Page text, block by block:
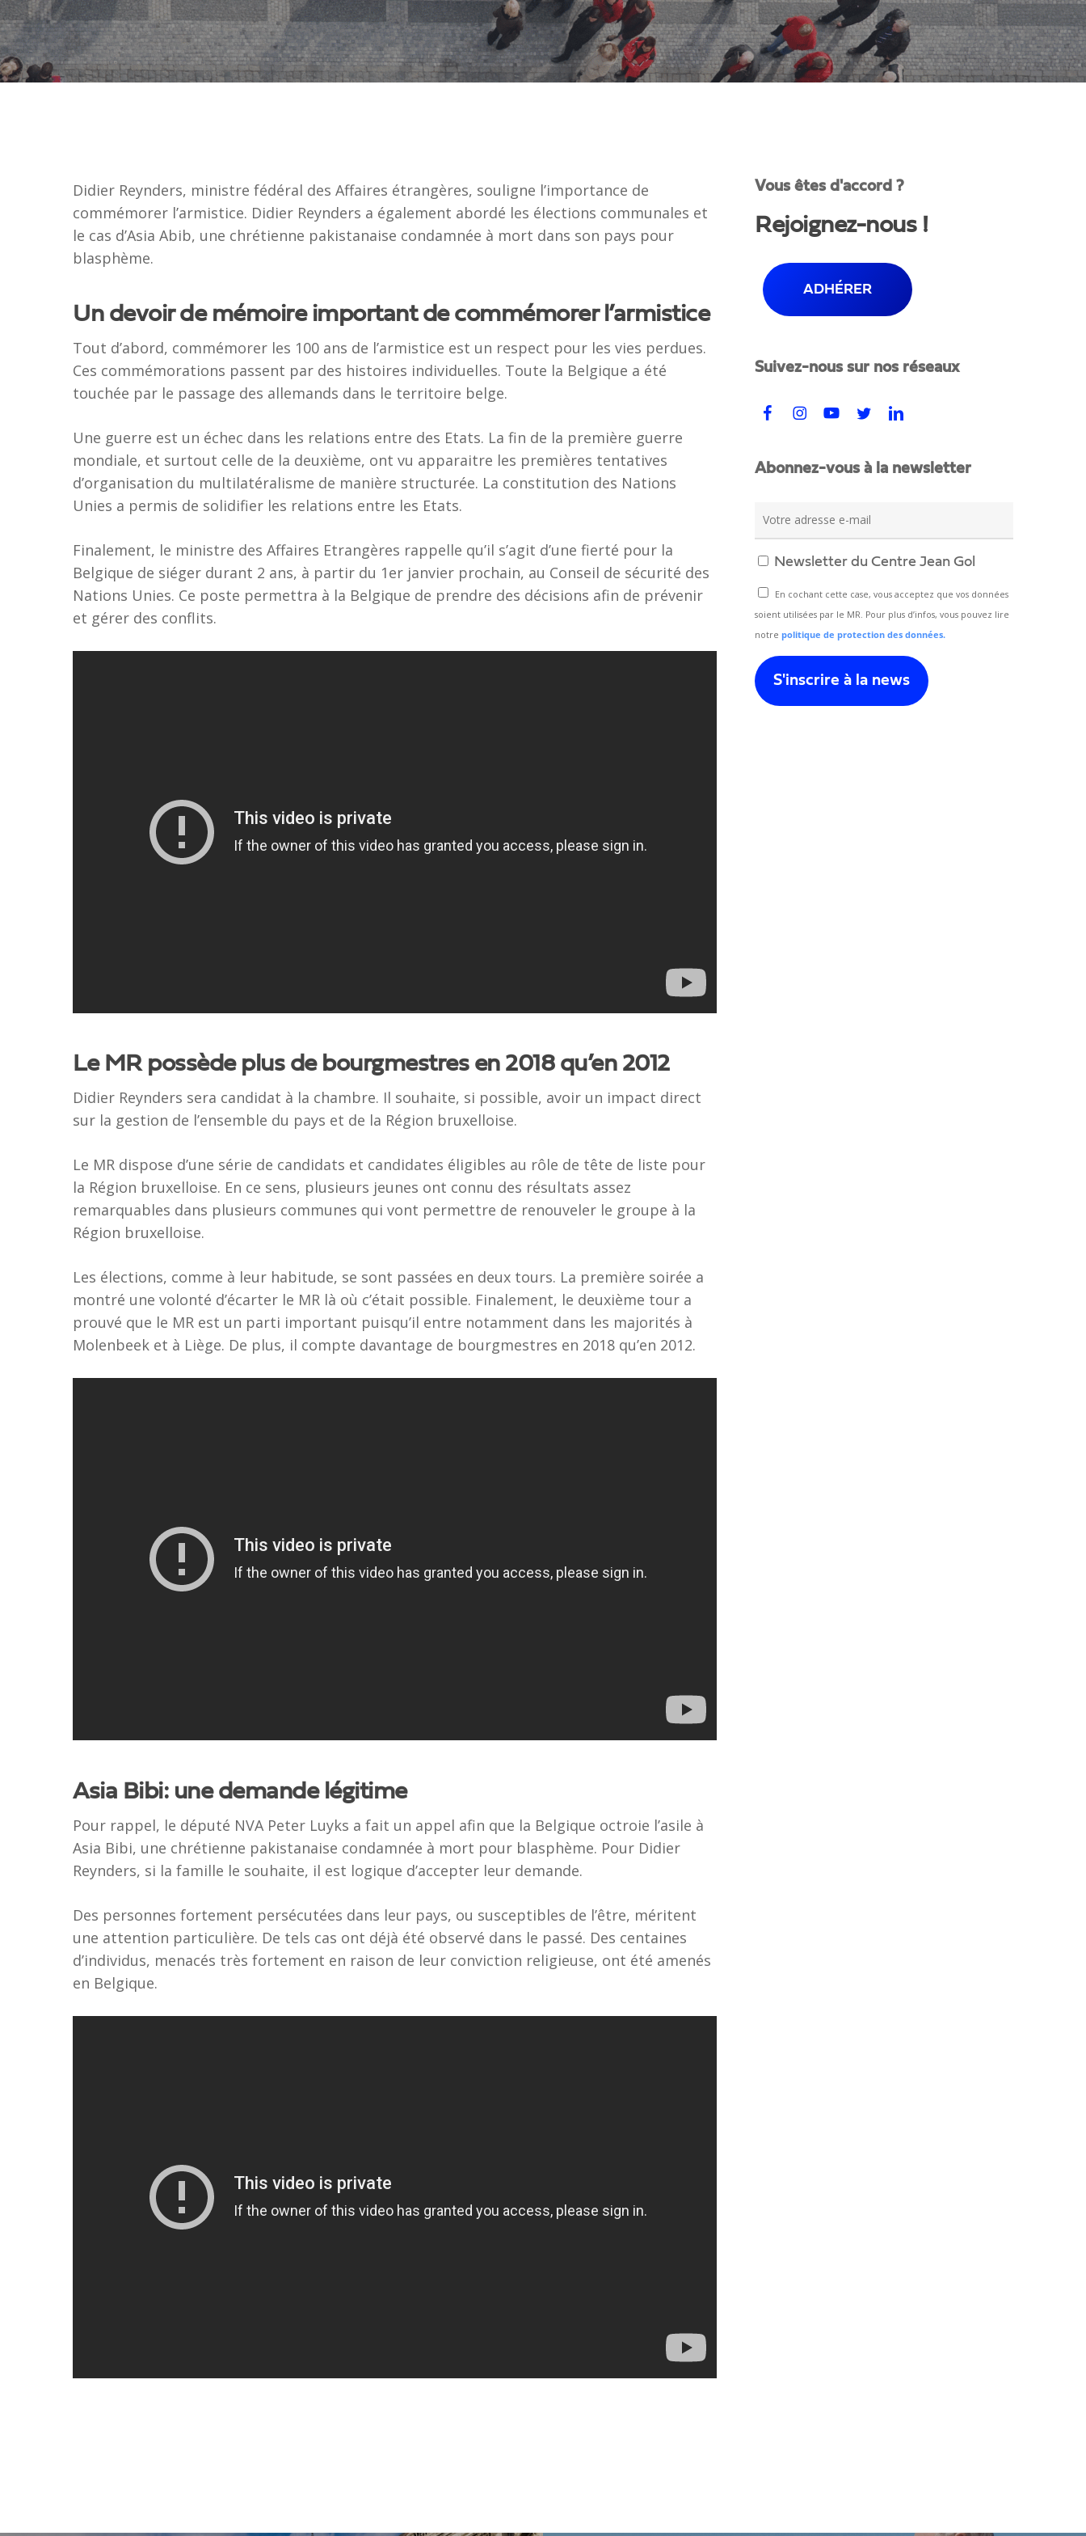
Taper ENTER pour rechercher ou ESC pour fermer
Didier Reynders, ministre fédéral des Affaires étrangères, souligne l’importance de
commémorer l’armistice. Didier Reynders a également abordé les élections communales et
le cas d’Asia Abib, une chrétienne pakistanaise condamnée à mort dans son pays pour
blasphème.
Un devoir de mémoire important de commémorer l’armistice
Tout d’abord, commémorer les 100 ans de l’armistice est un respect pour les vies perdues.
Ces commémorations passent par des histoires individuelles. Toute la Belgique a été
touchée par le passage des allemands dans le territoire belge.
Une guerre est un échec dans les relations entre des Etats. La fin de la première guerre
mondiale, et surtout celle de la deuxième, ont vu apparaitre les premières tentatives
d’organisation du multilatéralisme de manière structurée. La constitution des Nations
Unies a permis de solidifier les relations entre les Etats.
Finalement, le ministre des Affaires Etrangères rappelle qu’il s’agit d’une fierté pour la
Belgique de siéger durant 2 ans, à partir du 1er janvier prochain, au Conseil de sécurité des
Nations Unies. Ce poste permettra à la Belgique de prendre des décisions afin de prévenir
et gérer des conflits.
Le MR possède plus de bourgmestres en 2018 qu’en 2012
Didier Reynders sera candidat à la chambre. Il souhaite, si possible, avoir un impact direct
sur la gestion de l’ensemble du pays et de la Région bruxelloise.
Le MR dispose d’une série de candidats et candidates éligibles au rôle de tête de liste pour
la Région bruxelloise. En ce sens, plusieurs jeunes ont connu des résultats assez
remarquables dans plusieurs communes qui vont permettre de renouveler le groupe à la
Région bruxelloise.
Les élections, comme à leur habitude, se sont passées en deux tours. La première soirée a
montré une volonté d’écarter le MR là où c’était possible. Finalement, le deuxième tour a
prouvé que le MR est un parti important puisqu’il entre notamment dans les majorités à
Molenbeek et à Liège. De plus, il compte davantage de bourgmestres en 2018 qu’en 2012.
Asia Bibi: une demande légitime
Pour rappel, le député NVA Peter Luyks a fait un appel afin que la Belgique octroie l’asile à
Asia Bibi, une chrétienne pakistanaise condamnée à mort pour blasphème. Pour Didier
Reynders, si la famille le souhaite, il est logique d’accepter leur demande.
Des personnes fortement persécutées dans leur pays, ou susceptibles de l’être, méritent
une attention particulière. De tels cas ont déjà été observé dans le passé. Des centaines
d’individus, menacés très fortement en raison de leur conviction religieuse, ont été amenés
en Belgique.
Vous êtes d'accord ?
Rejoignez-nous !
ADHÉRER
Suivez-nous sur nos réseaux
Abonnez-vous à la newsletter
Newsletter du Centre Jean Gol
En cochant cette case, vous acceptez que vos données
soient utilisées par le MR. Pour plus d’infos, vous pouvez lire
notre politique de protection des données.